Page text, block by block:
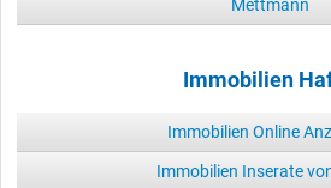
Mettmann
Immobilien
Immobilien Online
Immobilien Inserate